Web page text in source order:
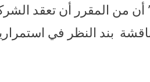
من المقرر أن تعقد
بند النظر في